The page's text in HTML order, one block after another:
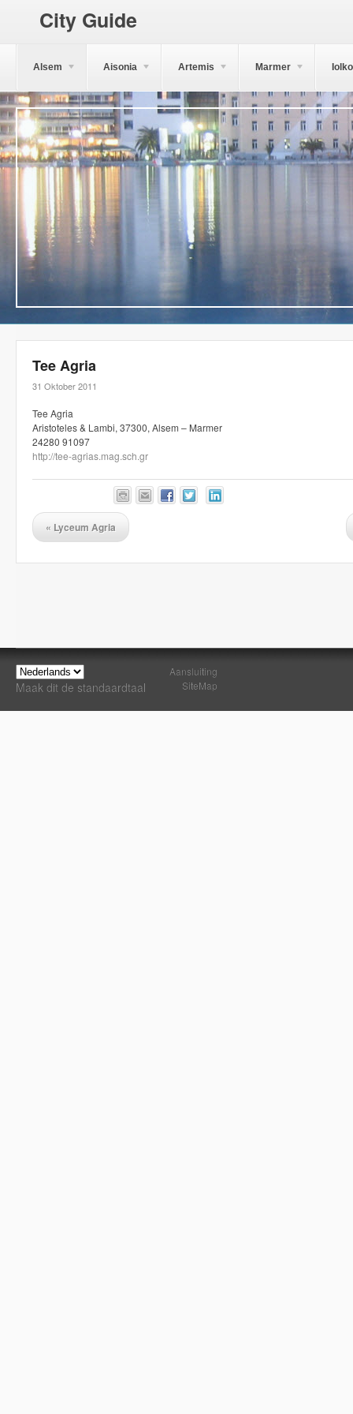
City Guide
Alsem Aisonia Artemis Marmer
Tee Agria
31 Oktober 2011
Tee Agria
Aristoteles & Lambi, 37300, Alsem – Marmer
24280 91097
http://tee-agrias.mag.sch.gr
« Lyceum Agria
Maak dit de standaardtaal
Aansluiting
SiteMap